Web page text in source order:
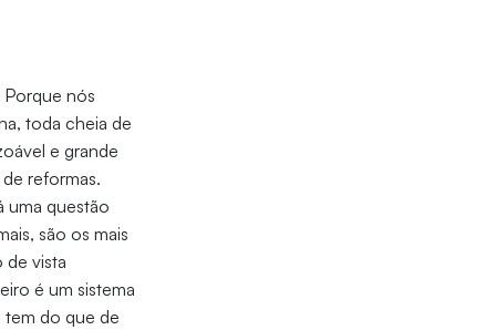
nós
toda cheia de
e grande
reformas.
uma questão
são os mais
de vista
é um sistema
tem do que de